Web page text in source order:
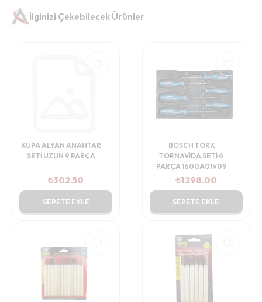
İlginizi Çekebilecek Ürünler
KUPA ALYAN ANAHTAR
SETİ UZUN 9 PARÇA
₺302.50
SEPETE EKLE
BOSCH TORX
TORNAVİDA SETİ 6
PARÇA 1600A01V09
₺1298.00
SEPETE EKLE